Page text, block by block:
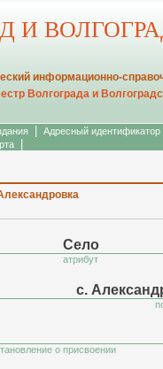
И
информационно-
Волгограда и
Адресный идентификатор
Село
атрибут
с.
о присвоении